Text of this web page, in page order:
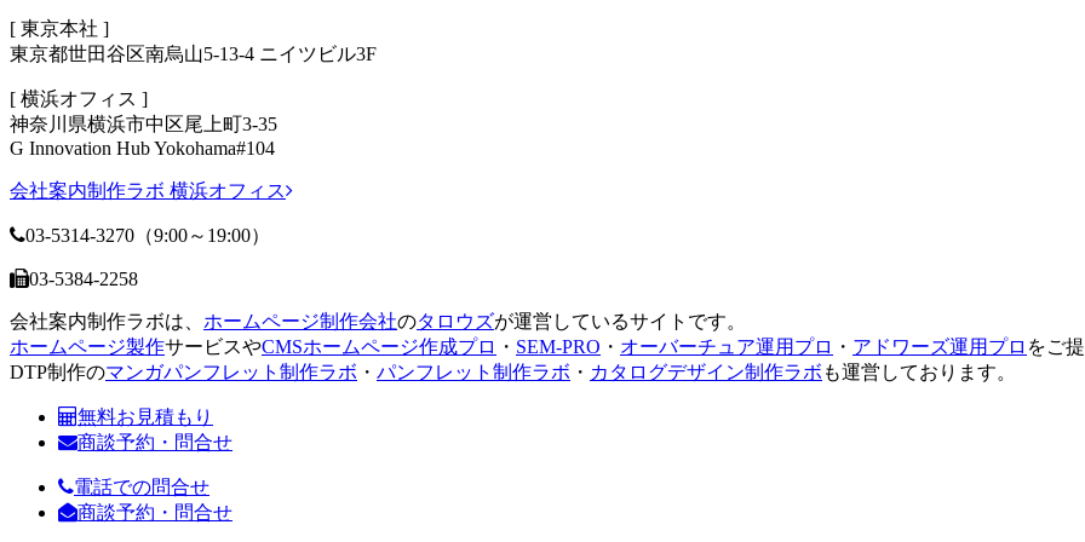
[ 東京本社 ]
東京都世田谷区南烏山5-13-4 ニイツビル3F
[ 横浜オフィス ]
神奈川県横浜市中区尾上町3-35
G Innovation Hub Yokohama#104
会社案内制作ラボ 横浜オフィス
03-5314-3270 （9:00～19:00）
03-5384-2258
会社案内制作ラボは、 ホームページ制作会社のタロウズが運営しているサイトです。
ホームページ製作サービスやCMSホームページ作成プロ ・ SEM-PRO ・ オーバーチュア運用プロ ・ アドワーズ運用プロ をご
DTP制作のマンガパンフレット制作ラボ ・ パンフレット制作ラボ ・ カタログデザイン制作ラボ も運営しております。
無料お見積もり
商談予約・問合せ
電話での問合せ
商談予約・問合せ